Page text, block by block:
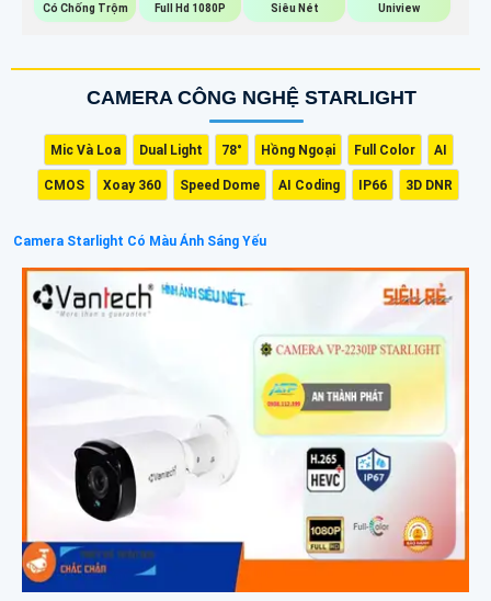
Có Chống Trộm
Full Hd 1080P
Siêu Nét
Uniview
CAMERA CÔNG NGHỆ STARLIGHT
Mic Và Loa Dual Light 78° Hồng Ngoại Full Color AI
CMOS Xoay 360 Speed Dome AI Coding IP66 3D DNR
Camera Starlight Có Màu Ánh Sáng Yếu